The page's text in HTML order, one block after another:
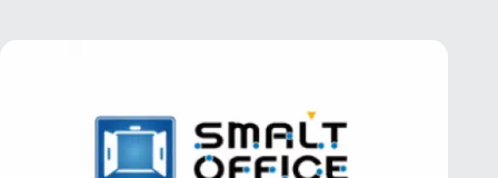
ムインテグレーション